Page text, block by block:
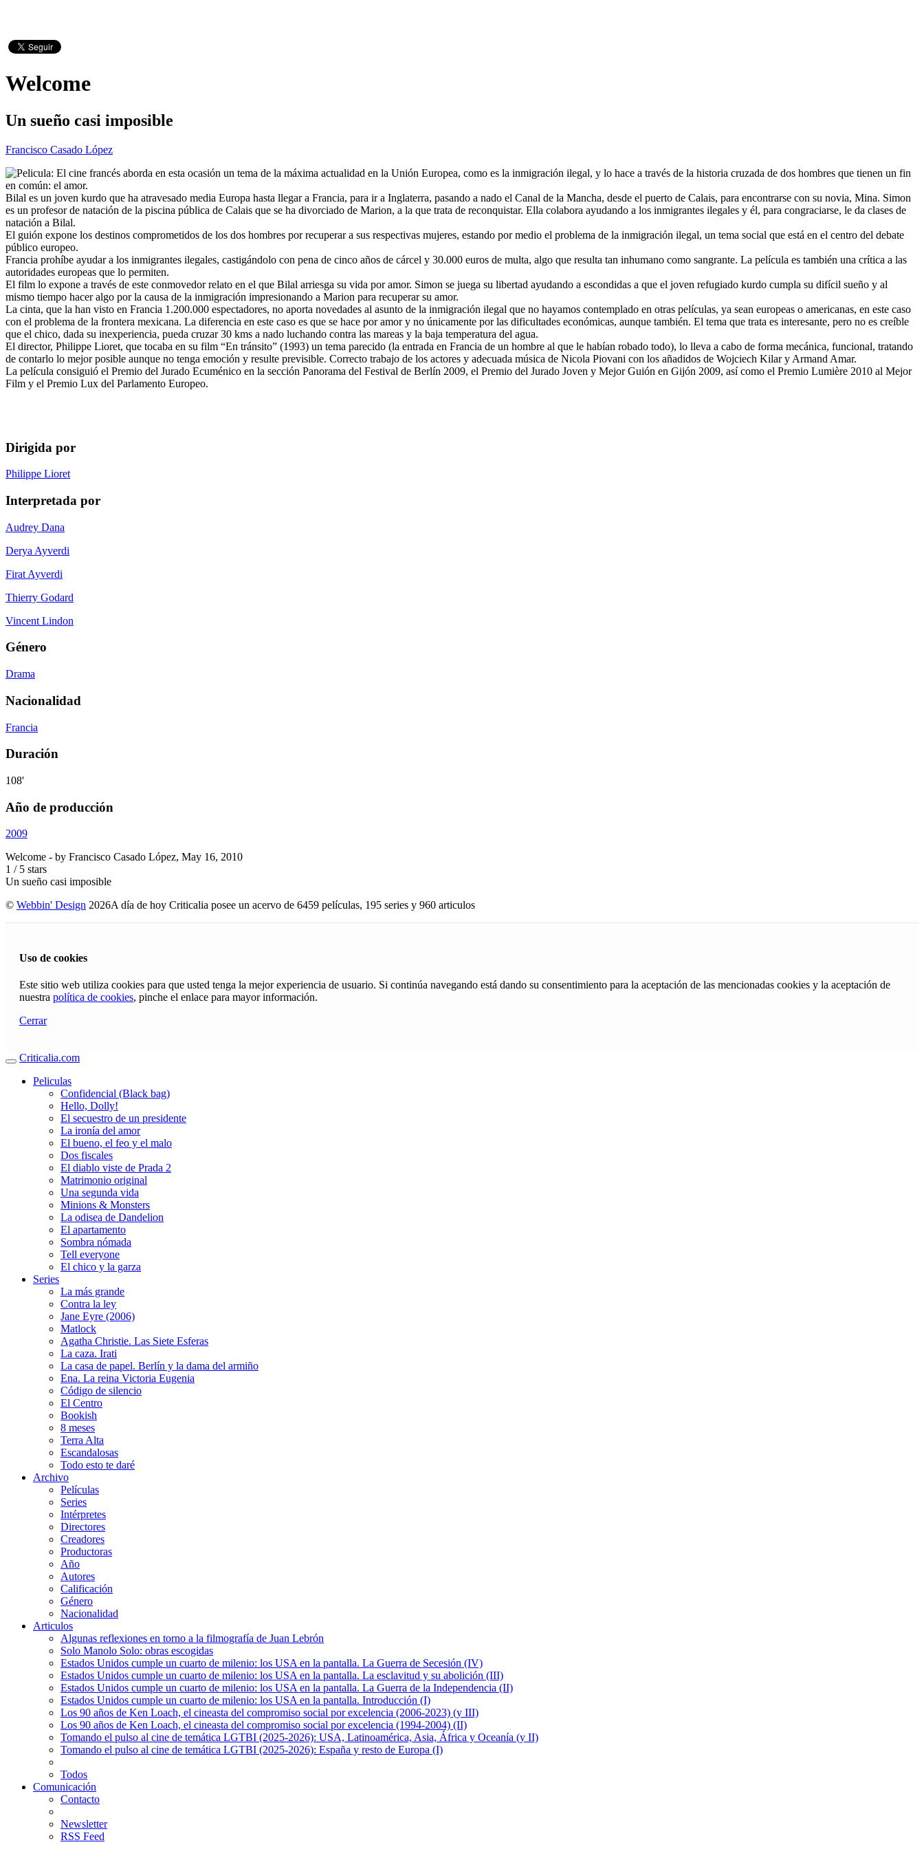
Welcome
Un sueño casi imposible
Francisco Casado López
El cine francés aborda en esta ocasión un tema de la máxima actualidad en la Unión Europea, como es la inmigración ilegal, y lo hace a través de la historia cruzada de dos hombres que tienen un fin
en común: el amor.
Bilal es un joven kurdo que ha atravesado media Europa hasta llegar a Francia, para ir a Inglaterra, pasando a nado el Canal de la Mancha, desde el puerto de Calais, para encontrarse con su novia, Mina. Simon
es un profesor de natación de la piscina pública de Calais que se ha divorciado de Marion, a la que trata de reconquistar. Ella colabora ayudando a los inmigrantes ilegales y él, para congraciarse, le da clases de
natación a Bilal.
El guión expone los destinos comprometidos de los dos hombres por recuperar a sus respectivas mujeres, estando por medio el problema de la inmigración ilegal, un tema social que está en el centro del debate
público europeo.
Francia prohíbe ayudar a los inmigrantes ilegales, castigándolo con pena de cinco años de cárcel y 30.000 euros de multa, algo que resulta tan inhumano como sangrante. La película es también una crítica a las
autoridades europeas que lo permiten.
El film lo expone a través de este conmovedor relato en el que Bilal arriesga su vida por amor. Simon se juega su libertad ayudando a escondidas a que el joven refugiado kurdo cumpla su difícil sueño y al
mismo tiempo hacer algo por la causa de la inmigración impresionando a Marion para recuperar su amor.
La cinta, que la han visto en Francia 1.200.000 espectadores, no aporta novedades al asunto de la inmigración ilegal que no hayamos contemplado en otras películas, ya sean europeas o americanas, en este caso
con el problema de la frontera mexicana. La diferencia en este caso es que se hace por amor y no únicamente por las dificultades económicas, aunque también. El tema que trata es interesante, pero no es creíble
que el chico, dada su inexperiencia, pueda cruzar 30 kms a nado luchando contra las mareas y la baja temperatura del agua.
El director, Philippe Lioret, que tocaba en su film “En tránsito” (1993) un tema parecido (la entrada en Francia de un hombre al que le habían robado todo), lo lleva a cabo de forma mecánica, funcional, tratando
de contarlo lo mejor posible aunque no tenga emoción y resulte previsible. Correcto trabajo de los actores y adecuada música de Nicola Piovani con los añadidos de Wojciech Kilar y Armand Amar.
La película consiguió el Premio del Jurado Ecuménico en la sección Panorama del Festival de Berlín 2009, el Premio del Jurado Joven y Mejor Guión en Gijón 2009, así como el Premio Lumière 2010 al Mejor
Film y el Premio Lux del Parlamento Europeo.
Dirigida por
Philippe Lioret
Interpretada por
Audrey Dana
Derya Ayverdi
Firat Ayverdi
Thierry Godard
Vincent Lindon
Género
Drama
Nacionalidad
Francia
Duración
108'
Año de producción
2009
Welcome - by Francisco Casado López, May 16, 2010
1 / 5 stars
Un sueño casi imposible
© Webbin' Design 2026A día de hoy Criticalia posee un acervo de 6459 películas, 195 series y 960 articulos
Uso de cookies
Este sitio web utiliza cookies para que usted tenga la mejor experiencia de usuario. Si continúa navegando está dando su consentimiento para la aceptación de las mencionadas cookies y la aceptación de
nuestra política de cookies, pinche el enlace para mayor información.
Cerrar
Criticalia.com
Peliculas
Confidencial (Black bag)
Hello, Dolly!
El secuestro de un presidente
La ironía del amor
El bueno, el feo y el malo
Dos fiscales
El diablo viste de Prada 2
Matrimonio original
Una segunda vida
Minions & Monsters
La odisea de Dandelion
El apartamento
Sombra nómada
Tell everyone
El chico y la garza
Series
La más grande
Contra la ley
Jane Eyre (2006)
Matlock
Agatha Christie. Las Siete Esferas
La caza. Irati
La casa de papel. Berlín y la dama del armiño
Ena. La reina Victoria Eugenia
Código de silencio
El Centro
Bookish
8 meses
Terra Alta
Escandalosas
Todo esto te daré
Archivo
Películas
Series
Intérpretes
Directores
Creadores
Productoras
Año
Autores
Calificación
Género
Nacionalidad
Articulos
Algunas reflexiones en torno a la filmografía de Juan Lebrón
Solo Manolo Solo: obras escogidas
Estados Unidos cumple un cuarto de milenio: los USA en la pantalla. La Guerra de Secesión (IV)
Estados Unidos cumple un cuarto de milenio: los USA en la pantalla. La esclavitud y su abolición (III)
Estados Unidos cumple un cuarto de milenio: los USA en la pantalla. La Guerra de la Independencia (II)
Estados Unidos cumple un cuarto de milenio: los USA en la pantalla. Introducción (I)
Los 90 años de Ken Loach, el cineasta del compromiso social por excelencia (2006-2023) (y III)
Los 90 años de Ken Loach, el cineasta del compromiso social por excelencia (1994-2004) (II)
Tomando el pulso al cine de temática LGTBI (2025-2026): USA, Latinoamérica, Asia, África y Oceanía (y II)
Tomando el pulso al cine de temática LGTBI (2025-2026): España y resto de Europa (I)
Todos
Comunicación
Contacto
Newsletter
RSS Feed